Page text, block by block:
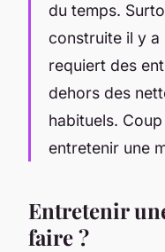
du temps.
construite il y a
requiert des
dehors des
habituels.
entretenir une
Entretenir
faire ?